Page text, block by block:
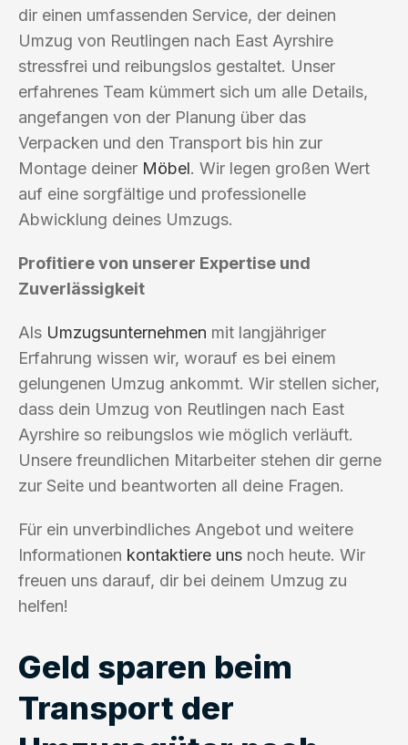
dir einen umfassenden Service, der deinen
Umzug von Reutlingen nach East Ayrshire
stressfrei und reibungslos gestaltet. Unser
erfahrenes Team kümmert sich um alle Details,
angefangen von der Planung über das
Verpacken und den Transport bis hin zur
Montage deiner Möbel. Wir legen großen Wert
auf eine sorgfältige und professionelle
Abwicklung deines Umzugs.
Profitiere von unserer Expertise und
Zuverlässigkeit
Als Umzugsunternehmen mit langjähriger
Erfahrung wissen wir, worauf es bei einem
gelungenen Umzug ankommt. Wir stellen sicher,
dass dein Umzug von Reutlingen nach East
Ayrshire so reibungslos wie möglich verläuft.
Unsere freundlichen Mitarbeiter stehen dir gerne
zur Seite und beantworten all deine Fragen.
Für ein unverbindliches Angebot und weitere
Informationen kontaktiere uns noch heute. Wir
freuen uns darauf, dir bei deinem Umzug zu
helfen!
Geld sparen beim
Transport der